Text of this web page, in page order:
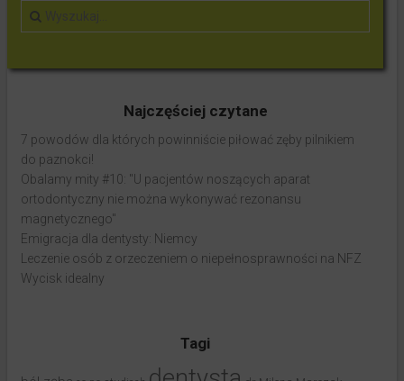
Najczęściej czytane
7 powodów dla których powinniście piłować zęby pilnikiem
do paznokci!
Obalamy mity #10: "U pacjentów noszących aparat
ortodontyczny nie można wykonywać rezonansu
magnetycznego"
Emigracja dla dentysty: Niemcy
Leczenie osób z orzeczeniem o niepełnosprawności na NFZ
Wycisk idealny
Tagi